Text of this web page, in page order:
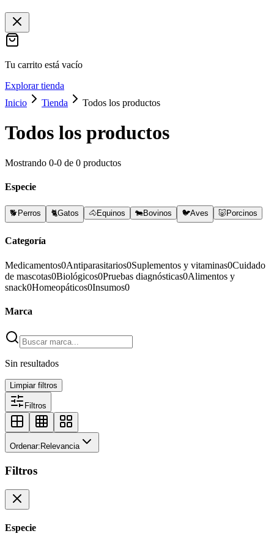
Tu carrito está vacío
Explorar tienda
Inicio
Tienda Todos los productos
Todos los productos
Mostrando 0-0 de 0 productos
Especie
🐕 Perros 🐈Gatos 🐴Equinos 🐄Bovinos 🐦Aves 🐷 Porcinos
Categoría
Medicamentos0Antiparasitarios0Suplementos y vitaminas0Cuidado
de mascotas0Biológicos0Pruebas diagnósticas0Alimentos y
snack0Homeopáticos0Insumos0
Marca
Sin resultados
Limpiar filtros
Filtros
Ordenar: Relevancia
Filtros
Especie